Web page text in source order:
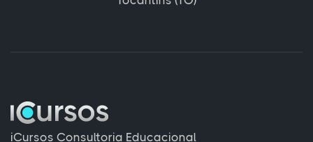
iCursos Consultoria Educacional